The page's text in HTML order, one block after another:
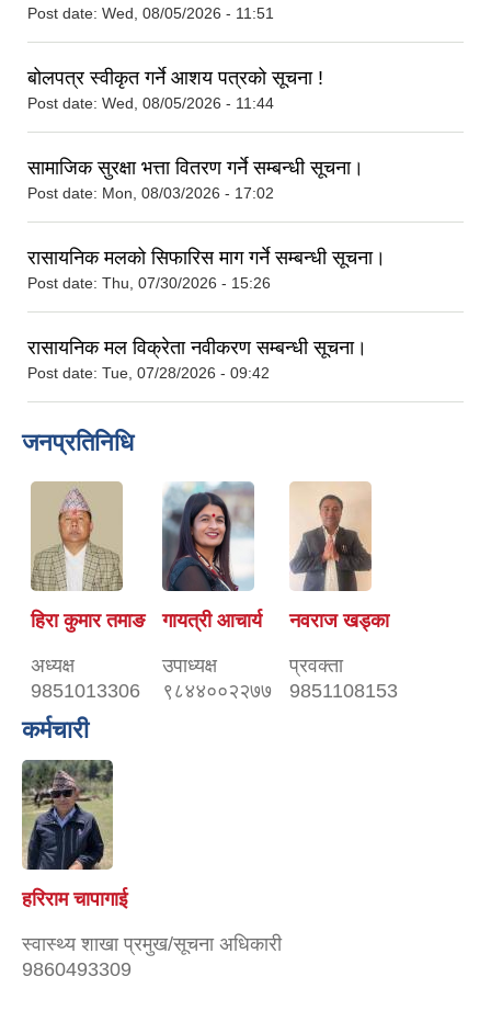
Post date: Wed, 08/05/2026 - 11:51
बोलपत्र स्वीकृत गर्ने आशय पत्रको सूचना !
Post date: Wed, 08/05/2026 - 11:44
सामाजिक सुरक्षा भत्ता वितरण गर्ने सम्बन्धी सूचना।
Post date: Mon, 08/03/2026 - 17:02
रासायनिक मलको सिफारिस माग गर्ने सम्बन्धी सूचना।
Post date: Thu, 07/30/2026 - 15:26
रासायनिक मल विक्रेता नवीकरण सम्बन्धी सूचना।
Post date: Tue, 07/28/2026 - 09:42
जनप्रतिनिधि
हिरा कुमार तमाङ
अध्यक्ष
9851013306
गायत्री आचार्य
उपाध्यक्ष
९८४४००२२७७
नवराज खड्का
प्रवक्ता
9851108153
कर्मचारी
हरिराम चापागाई
स्वास्थ्य शाखा प्रमुख/सूचना अधिकारी
9860493309